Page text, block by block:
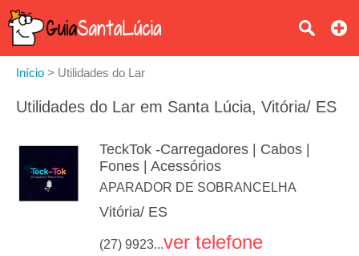
Início > Utilidades do Lar
Utilidades do Lar em Santa Lúcia, Vitória/ ES
TeckTok -Carregadores | Cabos |
Fones | Acessórios
APARADOR DE SOBRANCELHA
Vitória/ ES
(27) 9923...ver telefone